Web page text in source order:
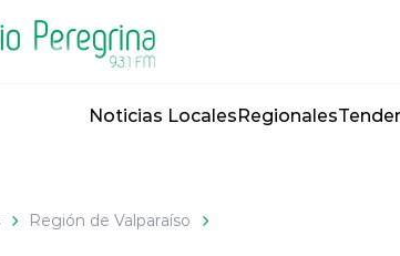
Noticias LocalesRegionales
Región de Valparaíso